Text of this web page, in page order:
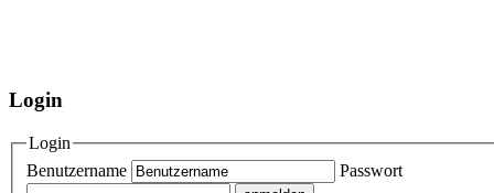
Login
Login
Benutzername
Passwort